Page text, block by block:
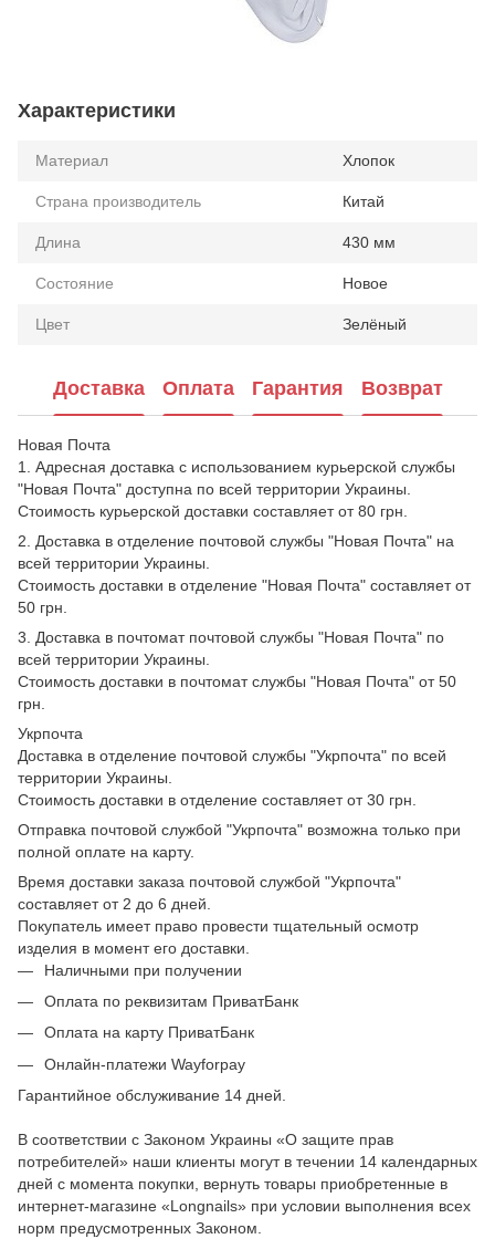
Характеристики
Материал Хлопок
Страна производитель Китай
Длина 430 мм
Состояние Новое
Цвет Зелёный
Доставка Оплата Гарантия Возврат
Новая Почта
1. Адресная доставка с использованием курьерской службы
"Новая Почта" доступна по всей территории Украины.
Стоимость курьерской доставки составляет от 80 грн.
2. Доставка в отделение почтовой службы "Новая Почта" на
всей территории Украины.
Стоимость доставки в отделение "Новая Почта" составляет от
50 грн.
3. Доставка в почтомат почтовой службы "Новая Почта" по
всей территории Украины.
Стоимость доставки в почтомат службы "Новая Почта" от 50
грн.
Укрпочта
Доставка в отделение почтовой службы "Укрпочта" по всей
территории Украины.
Стоимость доставки в отделение составляет от 30 грн.
Отправка почтовой службой "Укрпочта" возможна только при
полной оплате на карту.
Время доставки заказа почтовой службой "Укрпочта"
составляет от 2 до 6 дней.
Покупатель имеет право провести тщательный осмотр
изделия в момент его доставки.
Наличными при получении
Оплата по реквизитам ПриватБанк
Оплата на карту ПриватБанк
Онлайн-платежи Wayforpay
Гарантийное обслуживание 14 дней.
В соответствии с Законом Украины «О защите прав
потребителей» наши клиенты могут в течении 14 календарных
дней с момента покупки, вернуть товары приобретенные в
интернет-магазине «Longnails» при условии выполнения всех
норм предусмотренных Законом.